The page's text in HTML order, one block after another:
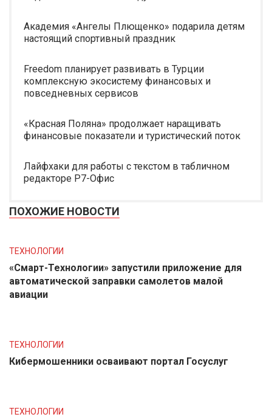
Академия «Ангелы Плющенко» подарила детям
настоящий спортивный праздник
Freedom планирует развивать в Турции
комплексную экосистему финансовых и
повседневных сервисов
«Красная Поляна» продолжает наращивать
финансовые показатели и туристический поток
Лайфхаки для работы с текстом в табличном
редакторе Р7-Офис
ПОХОЖИЕ НОВОСТИ
ТЕХНОЛОГИИ
«Смарт-Технологии» запустили приложение для
автоматической заправки самолетов малой
авиации
ТЕХНОЛОГИИ
Кибермошенники осваивают портал Госуслуг
ТЕХНОЛОГИИ